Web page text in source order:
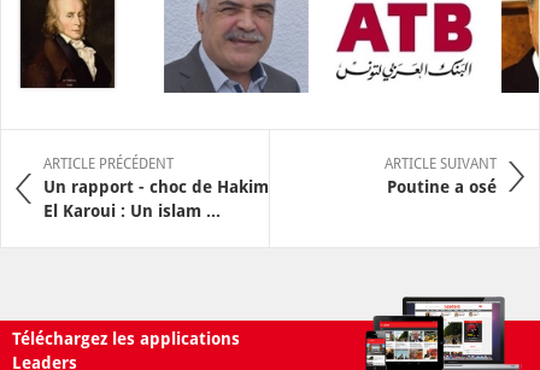
ARTICLE PRÉCÉDENT
Un rapport - choc de Hakim
El Karoui : Un islam ...
ARTICLE SUIVANT
Poutine a osé
Téléchargez les applications
Leaders